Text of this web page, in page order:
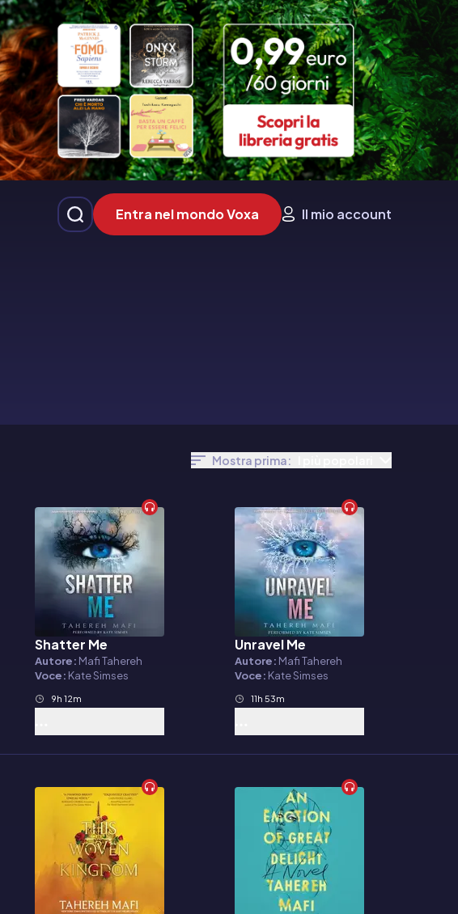
Entra nel mondo Voxa Il mio account
Mostra prima:
Audiolibro
Shatter Me
Autore: Mafi Tahereh
Voce: Kate Simses
9h 12m
Audiolibro
Unravel Me
Autore: Mafi Tahereh
Voce: Kate Simses
11h 53m